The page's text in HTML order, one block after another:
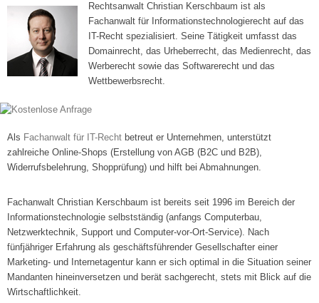
Rechtsanwalt Christian Kerschbaum ist als
Fachanwalt für Informationstechnologierecht auf das
IT-Recht spezialisiert. Seine Tätigkeit umfasst das
Domainrecht, das Urheberrecht, das Medienrecht, das
Werberecht sowie das Softwarerecht und das
Wettbewerbsrecht.
Als Fachanwalt für IT-Recht betreut er Unternehmen, unterstützt
zahlreiche Online-Shops (Erstellung von AGB (B2C und B2B),
Widerrufsbelehrung, Shopprüfung) und hilft bei Abmahnungen.
Fachanwalt Christian Kerschbaum ist bereits seit 1996 im Bereich der
Informationstechnologie selbstständig (anfangs Computerbau,
Netzwerktechnik, Support und Computer-vor-Ort-Service). Nach
fünfjähriger Erfahrung als geschäftsführender Gesellschafter einer
Marketing- und Internetagentur kann er sich optimal in die Situation seiner
Mandanten hineinversetzen und berät sachgerecht, stets mit Blick auf die
Wirtschaftlichkeit.